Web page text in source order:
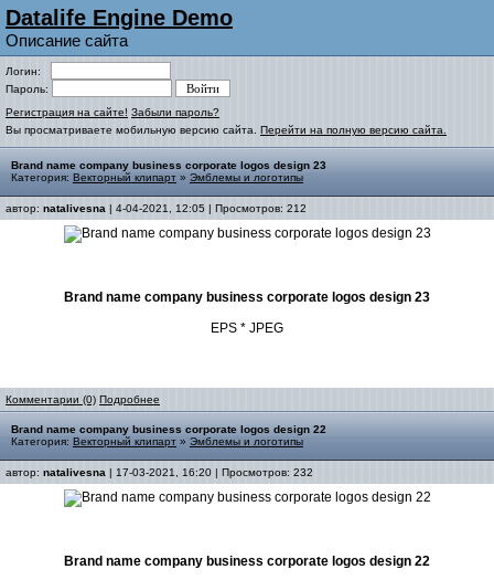
Datalife Engine Demo
Описание сайта
Логин:
Пароль:
Регистрация на сайте! Забыли пароль?
Вы просматриваете мобильную версию сайта. Перейти на полную версию сайта.
Brand name company business corporate logos design 23
Категория: Векторный клипарт » Эмблемы и логотипы
автор: natalivesna | 4-04-2021, 12:05 | Просмотров: 212
Brand name company business corporate logos design 23
EPS * JPEG
Комментарии (0) Подробнее
Brand name company business corporate logos design 22
Категория: Векторный клипарт » Эмблемы и логотипы
автор: natalivesna | 17-03-2021, 16:20 | Просмотров: 232
Brand name company business corporate logos design 22